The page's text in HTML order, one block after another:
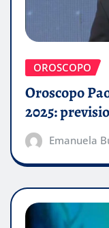
OROSCOPO
Oroscopo
2025:
Emanuela